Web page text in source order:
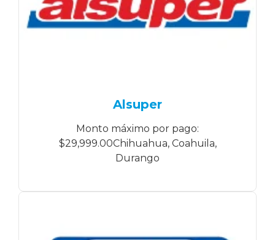
Alsuper
Monto máximo por pago:
$29,999.00Chihuahua, Coahuila,
Durango